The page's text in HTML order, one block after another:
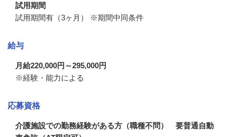
試用期間
試用期間有（3ヶ月） ※期間中同条件
給与
月給220,000円～295,000円
※経験・能力による
応募資格
介護施設での勤務経験がある方（職種不問） 要普通自動